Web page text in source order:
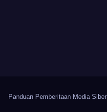
Panduan Pemberitaan Media Siber